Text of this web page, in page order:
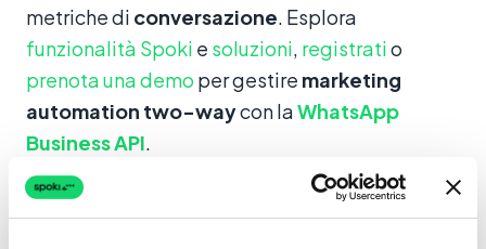
metriche di conversazione. Esplora
funzionalità Spoki e soluzioni, registratio
prenota una demo per gestire marketing
automation two-waycon laWhatsApp
Business API.